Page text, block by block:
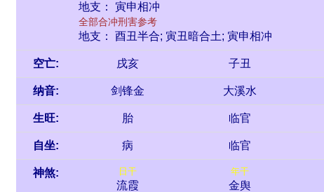
地支： 寅申相冲
全部合冲刑害参考
地支： 酉丑半合; 寅丑暗合土; 寅申相冲
空亡: 戌亥 子丑
纳音: 剑锋金 大溪水
生旺: 胎 临官
自坐: 病 临官
神煞: 日干
流霞
年干
金舆